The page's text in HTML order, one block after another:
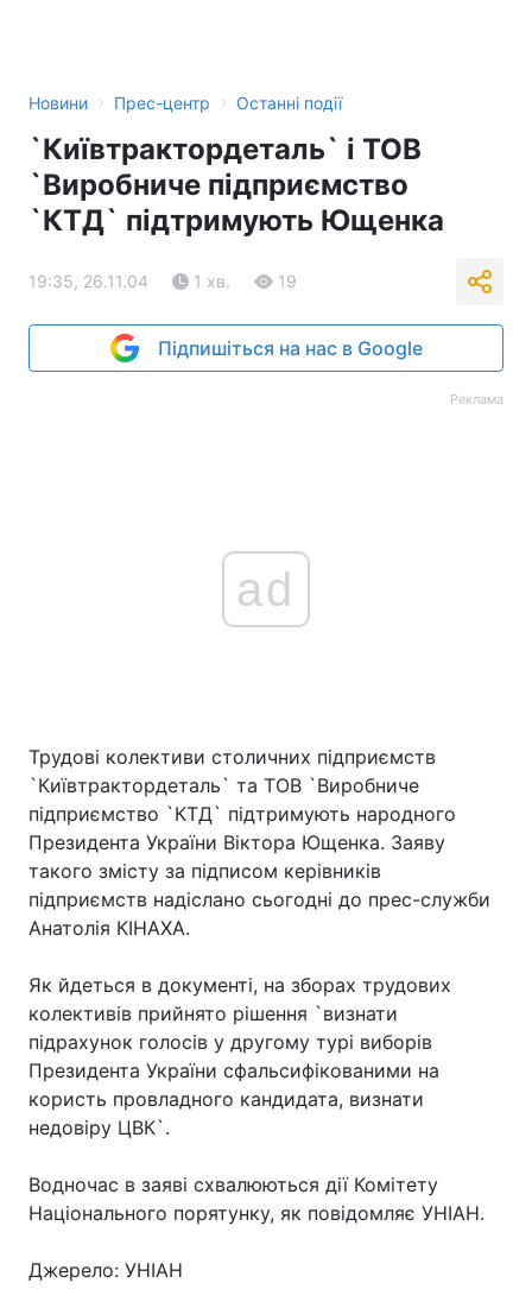
Новини › Прес-центр › Останні події
`Київтрактордеталь` і ТОВ
`Виробниче підприємство
`КТД` підтримують Ющенка
19:35, 26.11.04 1 хв. 19
Підпишіться на нас в Google
Реклама
ad
Трудові колективи столичних підприємств
`Київтрактордеталь` та ТОВ `Виробниче
підприємство `КТД` підтримують народного
Президента України Віктора Ющенка. Заяву
такого змісту за підписом керівників
підприємств надіслано сьогодні до прес-служби
Анатолія КІНАХА.
Як йдеться в документі, на зборах трудових
колективів прийнято рішення `визнати
підрахунок голосів у другому турі виборів
Президента України сфальсифікованими на
користь провладного кандидата, визнати
недовіру ЦВК`.
Водночас в заяві схвалюються дії Комітету
Національного порятунку, як повідомляє УНІАН.
Джерело: УНІАН